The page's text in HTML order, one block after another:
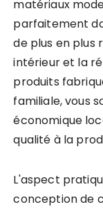
matériaux
parfaitement
de plus en plus
intérieur et la
produits
familiale, vous
économique
qualité à la
L'aspect
conception de